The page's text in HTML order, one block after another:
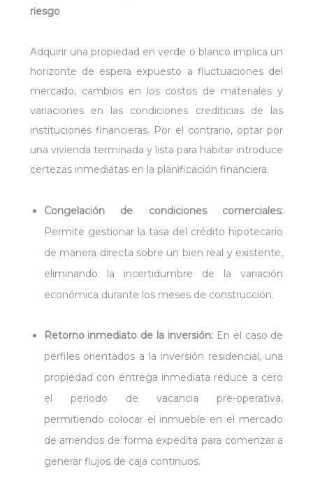
riesgo
Adquirir una propiedad en verde o blanco implica un
horizonte de espera expuesto a fluctuaciones del
mercado, cambios en los costos de materiales y
variaciones en las condiciones crediticias de las
instituciones financieras. Por el contrario, optar por
una vivienda terminada y lista para habitar introduce
certezas inmediatas en la planificación financiera:
Congelación de condiciones comerciales:
Permite gestionar la tasa del crédito hipotecario
de manera directa sobre un bien real y existente,
eliminando la incertidumbre de la variación
económica durante los meses de construcción.
Retorno inmediato de la inversión: En el caso de
perfiles orientados a la inversión residencial, una
propiedad con entrega inmediata reduce a cero
el periodo de vacancia pre-operativa,
permitiendo colocar el inmueble en el mercado
de arriendos de forma expedita para comenzar a
generar flujos de caja continuos.